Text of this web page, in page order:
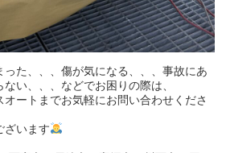
た、、、傷が気になる、、、事故にあ
い、、、などでお困りの際は、
ートまでお気軽にお問い合わせくださ
ざいます